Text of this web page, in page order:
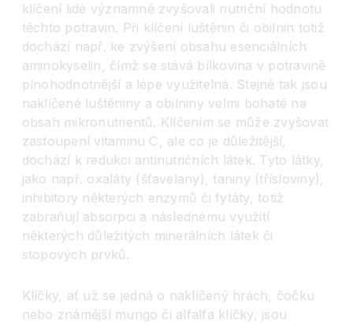
klíčení lidé významně zvyšovali nutriční hodnotu
těchto potravin. Při klíčení luštěnin či obilnin totiž
dochází např. ke zvýšení obsahu esenciálních
aminokyselin, čímž se stává bílkovina v potravině
plnohodnotnější a lépe využitelná. Stejně tak jsou
naklíčené luštěniny a obilniny velmi bohaté na
obsah mikronutrientů. Klíčením se může zvyšovat
zastoupení vitaminu C, ale co je důležitější,
dochází k redukci antinutričních látek. Tyto látky,
jako např. oxaláty (šťavelany), taniny (třísloviny),
inhibitory některých enzymů či fytáty, totiž
zabraňují absorpci a následnému využití
některých důležitých minerálních látek či
stopových prvků.
Klíčky, ať už se jedná o naklíčený hrách, čočku
nebo známější mungo či alfalfa klíčky, jsou